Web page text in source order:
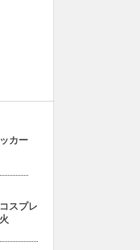
カー
スプレ